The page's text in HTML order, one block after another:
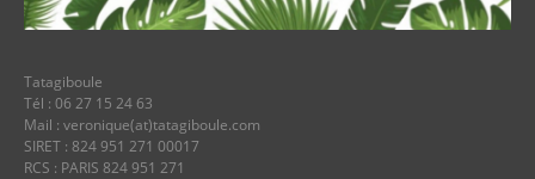
Tatagiboule
Tél : 06 27 15 24 63
Mail : veronique(at)tatagiboule.com
SIRET : 824 951 271 00017
RCS : PARIS 824 951 271